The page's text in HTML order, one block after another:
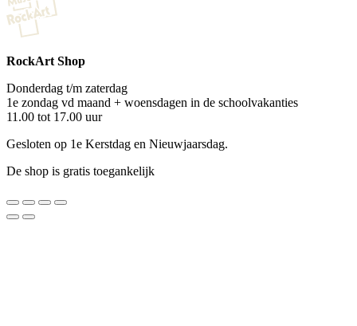
RockArt Shop
Donderdag t/m zaterdag
1e zondag vd maand + woensdagen in de schoolvakanties
11.00 tot 17.00 uur
Gesloten op 1e Kerstdag en Nieuwjaarsdag.
De shop is gratis toegankelijk